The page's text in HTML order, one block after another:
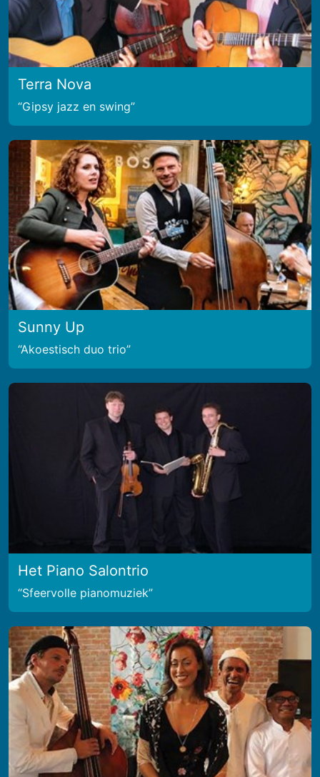
Terra Nova
Gipsy jazz en swing
Sunny Up
Akoestisch duo trio
Het Piano Salontrio
Sfeervolle pianomuziek